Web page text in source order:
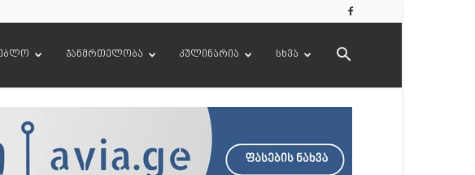
ჯანმრთელობა კულინარია სხვა